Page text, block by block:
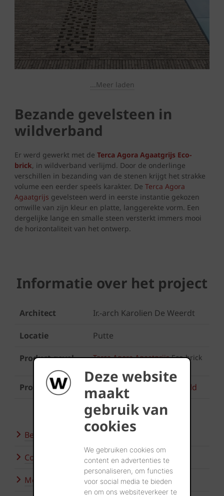
Deze website
maakt
gebruik van
cookies
We gebruiken cookies om
content en advertenties te
personaliseren, om functies
voor social media te bieden
en om ons websiteverkeer te
...Meer laden
Bezande gevelsteen in
wildverband
Er werd gewerkt met de Terca Agora Agaatgrijs Eco-
brick, in wildverband verlijmd. Door de onderlinge
verschillen in bezanding van de stenen krijgt het strakke
volume een eerder speels karakter. De Terca Agora
Agaatgrijs gevelsteen werd in eerste instantie gekozen
omwille van zijn kleur en platte, langgerekte vorm. Een
dergelijke lange en smalle steen versterkt immers mooi
de horizontaliteit van het ontwerp.
Informatie over het project
Architect Ir.-arch Karolien De Weerdt
Locatie Putte
Product gevel Terca Agora AgaatgrijsEco-brick
Product klinker Trendline Eros getrommeld
Bezoek onze showroom
Contacteer ons
Meer inspiratie